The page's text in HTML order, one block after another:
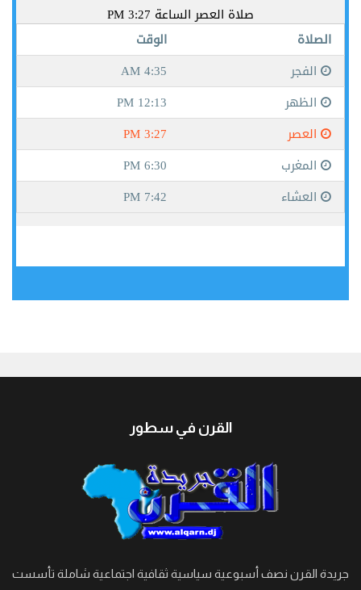
القرن في سطور
جريدة القرن نصف أسبوعية سياسية ثقافية اجتماعية شاملة تأسست